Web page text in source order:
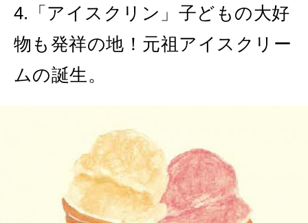
4.「アイスクリン」子どもの大好
物も発祥の地！元祖アイスクリー
ムの誕生。